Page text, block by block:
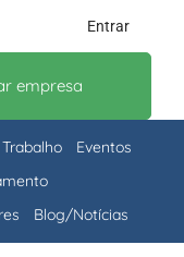
Entrar
empresa
Trabalho
Eventos
Blog/Notícias